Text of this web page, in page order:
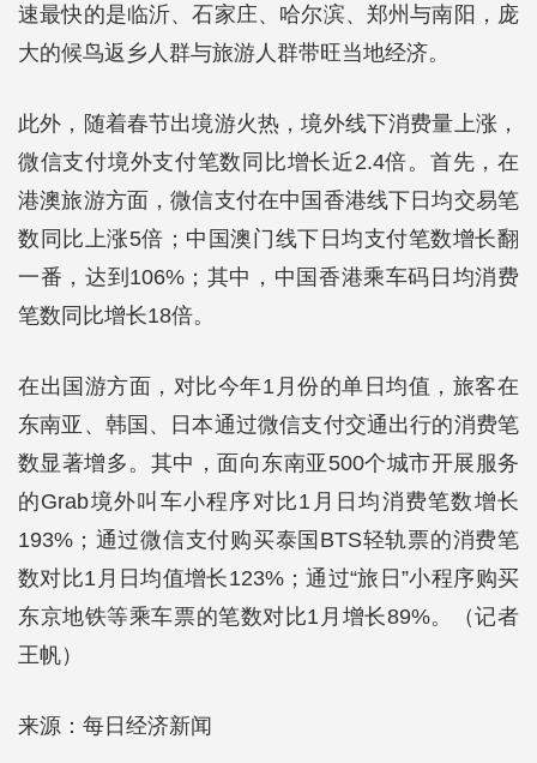
速最快的是临沂、石家庄、哈尔滨、郑州与南阳，庞
大的候鸟返乡人群与旅游人群带旺当地经济。
此外，随着春节出境游火热，境外线下消费量上涨，
微信支付境外支付笔数同比增长近2.4倍。首先，在
港澳旅游方面，微信支付在中国香港线下日均交易笔
数同比上涨5倍；中国澳门线下日均支付笔数增长翻
一番，达到106%；其中，中国香港乘车码日均消费
笔数同比增长18倍。
在出国游方面，对比今年1月份的单日均值，旅客在
东南亚、韩国、日本通过微信支付交通出行的消费笔
数显著增多。其中，面向东南亚500个城市开展服务
的Grab境外叫车小程序对比1月日均消费笔数增长
193%；通过微信支付购买泰国BTS轻轨票的消费笔
数对比1月日均值增长123%；通过“旅日”小程序购买
东京地铁等乘车票的笔数对比1月增长89%。（记者
王帆）
来源：每日经济新闻